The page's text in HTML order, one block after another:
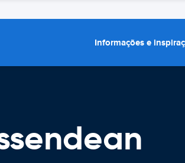
Informações e